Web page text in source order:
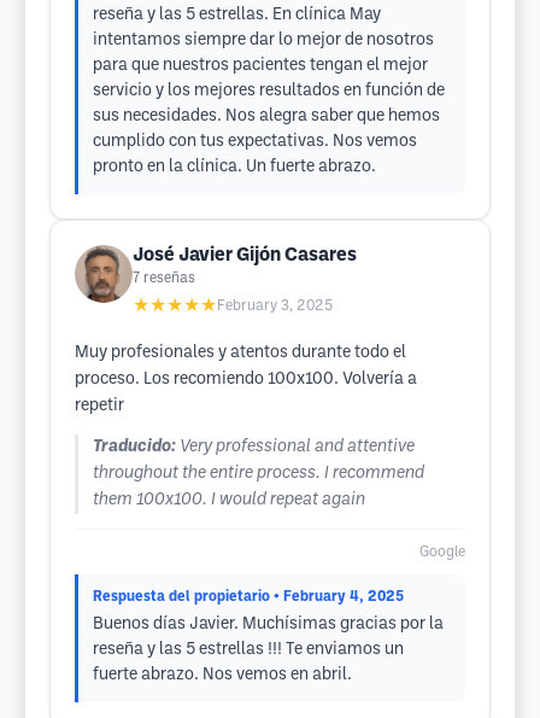
reseña y las 5 estrellas. En clínica May
intentamos siempre dar lo mejor de nosotros
para que nuestros pacientes tengan el mejor
servicio y los mejores resultados en función de
sus necesidades. Nos alegra saber que hemos
cumplido con tus expectativas. Nos vemos
pronto en la clínica. Un fuerte abrazo.
José Javier Gijón Casares
7 reseñas
★★★★★ February 3, 2025
Muy profesionales y atentos durante todo el
proceso. Los recomiendo 100x100. Volvería a
repetir
Traducido: Very professional and attentive
throughout the entire process. I recommend
them 100x100. I would repeat again
Google
Respuesta del propietario • February 4, 2025
Buenos días Javier. Muchísimas gracias por la
reseña y las 5 estrellas !!! Te enviamos un
fuerte abrazo. Nos vemos en abril.